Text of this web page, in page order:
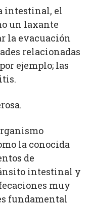
intestinal, el
un laxante
la evacuación
relacionadas
ejemplo; las
la conocida
de
intestinal y
muy
fundamental